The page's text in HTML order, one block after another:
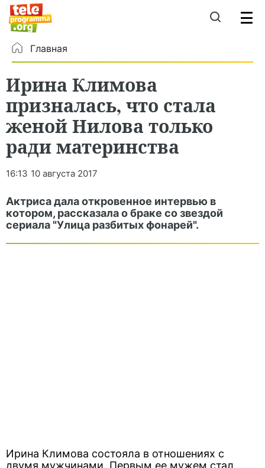
Главная
Ирина Климова
призналась, что стала
женой Нилова только
ради материнства
16:13 10 августа 2017
Актриса дала откровенное интервью в
котором, рассказала о браке со звездой
сериала "Улица разбитых фонарей".
Ирина Климова состояла в отношениях с
двумя мужчинами. Первым ее мужем стал